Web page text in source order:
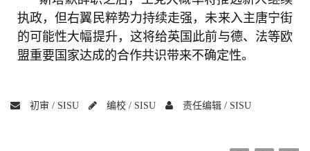
执政，但右翼民粹势力持续走强，未来入主唐宁街
的可能性大幅提升，这将给英国此前与德、法等欧
盟重要国家达成的合作共识带来不确定性。
初审 / SISU 编校 / SISU 责任编辑 / SISU